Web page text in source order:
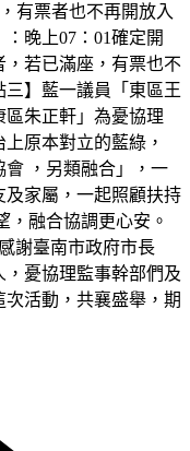
有票者也不再開放入
晚上07：01確定開
，若已滿座，有票也不
】藍一議員「東區王
朱正軒」為憂協理
原本對立的藍綠，
會 ，另類融合」，一
家屬，一起照顧扶持
，融合協調更心安。
謝臺南市政府市長
憂協理監事幹部們及
活動，共襄盛舉，期